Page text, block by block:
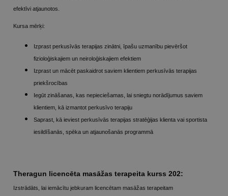
efektīvi atjaunotos.
Kursa mērķi:
Izprast perkusīvās terapijas zinātni, īpašu uzmanību pievēršot
fizioloģiskajiem un neiroloģiskajiem efektiem
Izprast un mācēt paskaidrot saviem klientiem perkusīvās terapijas
priekšrocības
Iegūt zināšanas, kas nepieciešamas, lai sniegtu norādījumus saviem
klientiem, kā izmantot perkusīvo terapiju
Saprast, kā ieviest perkusīvās terapijas stratēģijas klienta vai sportista
iesildīšanās, spēka un atjaunošanās programmā
Theragun licencēta masāžas terapeita kurss 202:
Izstrādāts, lai iemācītu jebkuram licencētam masāžas terapeitam